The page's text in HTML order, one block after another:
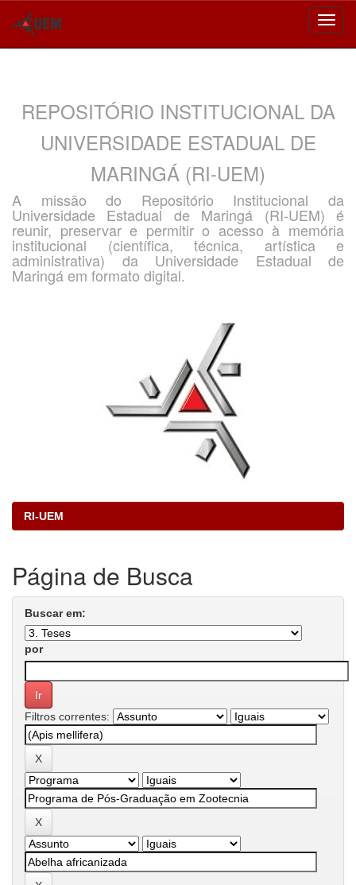
REPOSITÓRIO INSTITUCIONAL DA
UNIVERSIDADE ESTADUAL DE
MARINGÁ (RI-UEM)
A missão do Repositório Institucional da
Universidade Estadual de Maringá (RI-UEM) é
reunir, preservar e permitir o acesso à memória
institucional (científica, técnica, artística e
administrativa) da Universidade Estadual de
Maringá em formato digital.
RI-UEM
Página de Busca
Buscar em:
por
Filtros correntes: